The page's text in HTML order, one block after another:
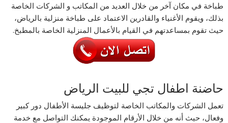
طباخة في مكان آخر من خلال العديد من المكاتب و الشركات الخاصة
بذلك، ويقوم الأغنياء والقادرين الاعتماد على طباخة منزلية بالرياض،
حيث تقوم بمساعدتهم في القيام بالأعمال المنزلية الخاصة بالمطبخ.
حاضنة اطفال تجي للبيت الرياض
تعمل الشركات والمكاتب الخاصة لتوظيف جليسة الأطفال دور كبير
وفعال، حيث أنه من خلال الأرقام الموجودة يمكنك التواصل مع خدمة